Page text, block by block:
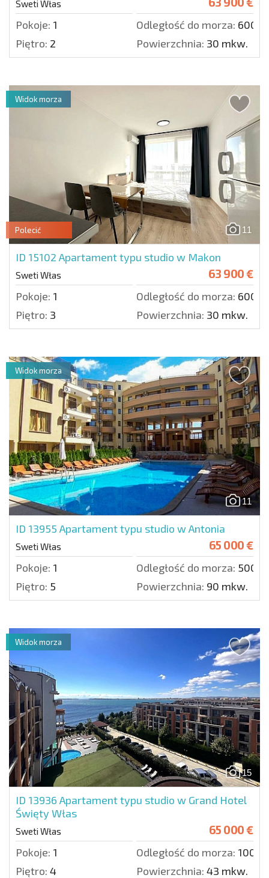
Sweti Włas
Pokoje: 1 Odległość do morza: 600
Piętro: 2 Powierzchnia: 30 mkw.
11
Polecić
ID 15102 Apartament typu studio w Makon
Sweti Włas 63 900 €
Pokoje: 1 Odległość do morza: 600
Piętro: 3 Powierzchnia: 30 mkw.
Widok morza
11
ID 13955 Apartament typu studio w Antonia
Sweti Włas 65 000 €
Pokoje: 1 Odległość do morza: 500
Piętro: 5 Powierzchnia: 90 mkw.
Widok morza
15
ID 13936 Apartament typu studio w Grand Hotel
Święty Włas
Sweti Włas 65 000 €
Pokoje: 1 Odległość do morza: 100
Piętro: 4 Powierzchnia: 43 mkw.
Widok morza